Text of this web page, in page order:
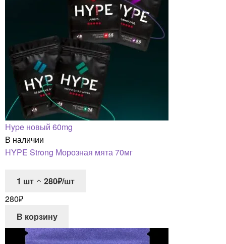
Hype новый 60mg
В наличии
HYPE Strong Морозная мята 70мг
1 шт
280₽/шт
280₽
В корзину